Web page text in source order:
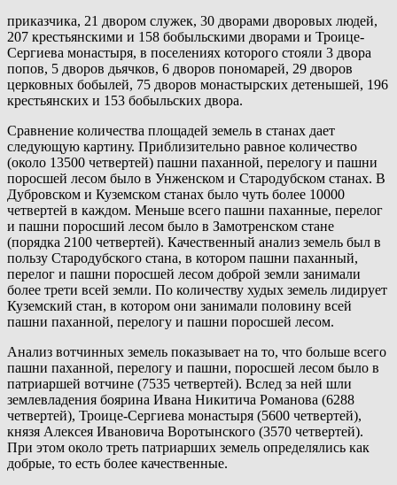
приказчика, 21 двором служек, 30 дворами дворовых людей,
207 крестьянскими и 158 бобыльскими дворами и Троице-
Сергиева монастыря, в поселениях которого стояли 3 двора
попов, 5 дворов дьячков, 6 дворов пономарей, 29 дворов
церковных бобылей, 75 дворов монастырских детенышей, 196
крестьянских и 153 бобыльских двора.
Сравнение количества площадей земель в станах дает
следующую картину. Приблизительно равное количество
(около 13500 четвертей) пашни паханной, перелогу и пашни
поросшей лесом было в Унженском и Стародубском станах. В
Дубровском и Куземском станах было чуть более 10000
четвертей в каждом. Меньше всего пашни паханные, перелог
и пашни поросший лесом было в Замотренском стане
(порядка 2100 четвертей). Качественный анализ земель был в
пользу Стародубского стана, в котором пашни паханный,
перелог и пашни поросшей лесом доброй земли занимали
более трети всей земли. По количеству худых земель лидирует
Куземский стан, в котором они занимали половину всей
пашни паханной, перелогу и пашни поросшей лесом.
Анализ вотчинных земель показывает на то, что больше всего
пашни паханной, перелогу и пашни, поросшей лесом было в
патриаршей вотчине (7535 четвертей). Вслед за ней шли
землевладения боярина Ивана Никитича Романова (6288
четвертей), Троице-Сергиева монастыря (5600 четвертей),
князя Алексея Ивановича Воротынского (3570 четвертей).
При этом около треть патриарших земель определялись как
добрые, то есть более качественные.